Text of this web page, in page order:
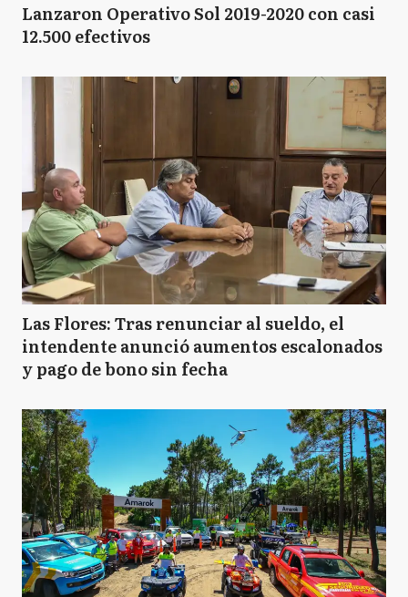
Lanzaron Operativo Sol 2019-2020 con casi
12.500 efectivos
Las Flores: Tras renunciar al sueldo, el
intendente anunció aumentos escalonados
y pago de bono sin fecha